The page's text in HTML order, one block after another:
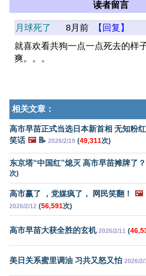
读者留言
月球死了 8月前
【回复】
就喜欢看共狗一点一点死去的样
爽。。。
相关文章：
高市早苗正式当选日本新首相 无知粉
笑话 🖼️📝 2026/2/19 (49,311次)
东京塔“中国红”熄灭 高市早苗摊牌了
次)
高市赢了 ，党媒疯了， 网民笑翻！ 🖼️
2026/2/12 (56,591次)
高市早苗大获全胜的玄机 2026/2/11 (
美日关系蜜里调油 习共又怒又怕 2026/2/